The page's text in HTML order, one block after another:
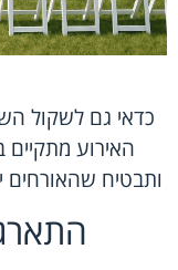
כדאי גם לשקול
האירוע מתקיים
ותבטיח שהאורחים